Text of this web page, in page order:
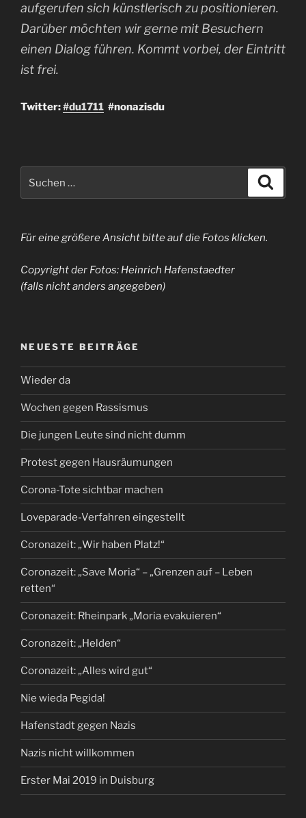
aufgerufen sich künstlerisch zu positionieren.
Darüber möchten wir gerne mit Besuchern
einen Dialog führen. Kommt vorbei, der Eintritt
ist frei.
Twitter:#du1711 #nonazisdu
nach:
Für eine größere Ansicht bitte auf die Fotos klicken.
Copyright der Fotos: Heinrich Hafenstaedter
(falls nicht anders angegeben)
NEUESTE BEITRÄGE
Wieder da
Wochen gegen Rassismus
Die jungen Leute sind nicht dumm
Protest gegen Hausräumungen
Corona-Tote sichtbar machen
Loveparade-Verfahren eingestellt
Coronazeit: „Wir haben Platz!“
Coronazeit: „Save Moria“ – „Grenzen auf – Leben
retten“
Coronazeit: Rheinpark „Moria evakuieren“
Coronazeit: „Helden“
Coronazeit: „Alles wird gut“
Nie wieda Pegida!
Hafenstadt gegen Nazis
Nazis nicht willkommen
Erster Mai 2019 in Duisburg